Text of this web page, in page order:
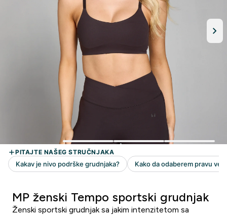
MP ženski Tempo sportski grudnjak
Ženski sportski grudnjak sa jakim intenzitetom sa